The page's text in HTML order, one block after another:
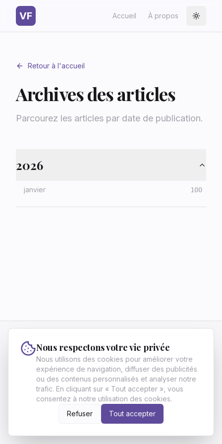
VF Accueil À propos Toggle
Retour à l'accueil
Archives des articles
Parcourez les articles par date de publication.
2026
janvier 100
Vivre Fier
Vivre Fier aide les francophones ambitieux à
atteindre l'excellence et l'indépendance grâce à
des stratégies en finance, carrière et
développement personnel.
À proposArchivesContactPolitique de confidentialité
Conditions d'utilisationÉcrire pour nous
Vivre Fier. All Rights Reserved.
Nous respectons votre vie privée
Nous utilisons des cookies pour améliorer votre
expérience de navigation, diffuser des publicités
ou des contenus personnalisés et analyser notre
trafic. En cliquant sur « Tout accepter », vous
consentez à notre utilisation des cookies.
Refuser
Tout accepter